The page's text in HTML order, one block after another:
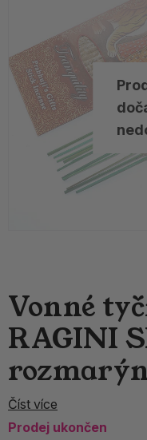
Vonné
RAGINI
Číst více
Prodej ukončen